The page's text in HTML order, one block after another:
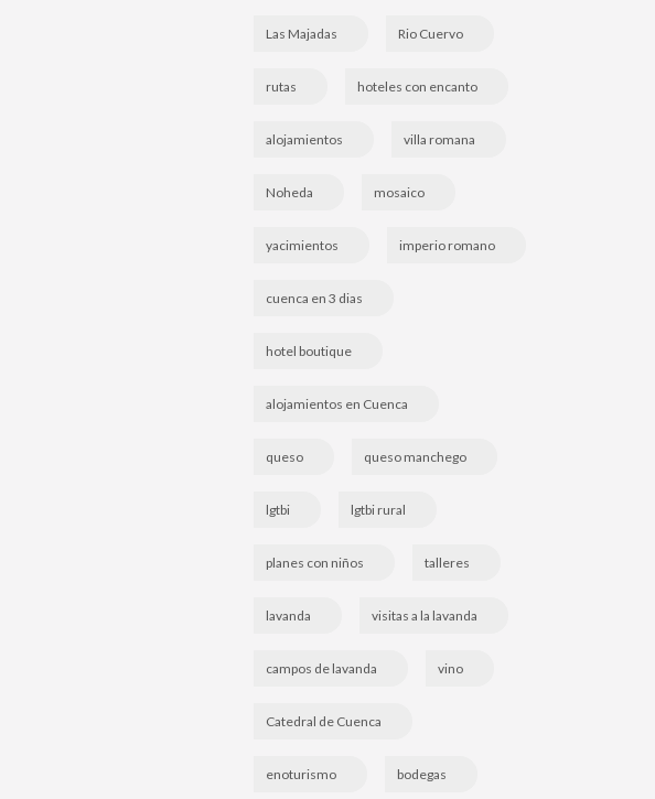
Las Majadas Rio Cuervo
rutas hoteles con encanto
alojamientos villa romana
Noheda mosaico
yacimientos imperio romano
cuenca en 3 dias
hotel boutique
alojamientos en Cuenca
queso queso manchego
lgtbi lgtbi rural
planes con niños talleres
lavanda visitas a la lavanda
campos de lavanda vino
Catedral de Cuenca
enoturismo bodegas